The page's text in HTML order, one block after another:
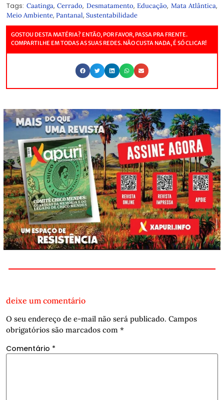
Tags: Caatinga, Cerrado, Desmatamento, Educação, Mata Atlântica,
Meio Ambiente, Pantanal, Sustentabilidade
GOSTOU DESTA MATÉRIA? ENTÃO, POR FAVOR, PASSA PRA FRENTE.
COMPARTILHE EM TODAS AS SUAS REDES. NÃO CUSTA NADA, É SÓ CLICAR!
deixe um comentário
O seu endereço de e-mail não será publicado. Campos
obrigatórios são marcados com *
Comentário *